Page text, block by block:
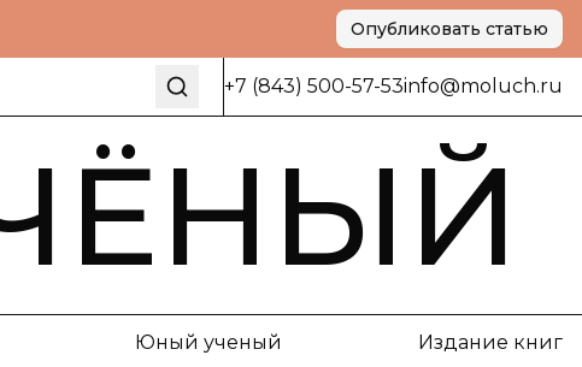
Опубликовать статью
+7 (843) 500-57-53info@moluch.ru
Юный ученый Издание книг